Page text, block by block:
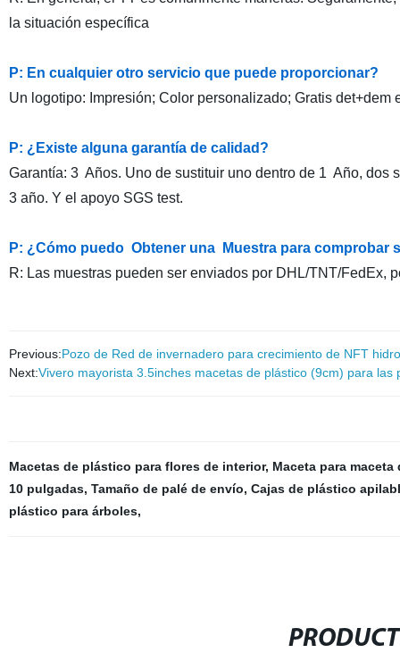
la situación específica
P: En cualquier otro servicio que puede proporcionar?
Un logotipo: Impresión; Color personalizado; Gratis det+dem
P: ¿Existe alguna garantía de calidad?
Garantía: 3 Años. Uno de sustituir uno dentro de 1 Año, dos
3 año. Y el apoyo SGS test.
P: ¿Cómo puedo Obtener una Muestra para comprobar
R: Las muestras pueden ser enviados por DHL/TNT/FedEx,
Previous:Pozo de Red de invernadero para crecimiento de NFT
Next:Vivero mayorista 3.5inches macetas de plástico (9cm) para las
Macetas de plástico para flores de interior, Maceta para maceta
10 pulgadas, Tamaño de palé de envío, Cajas de plástico
plástico para árboles,